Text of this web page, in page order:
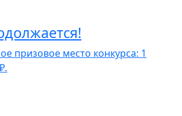
призовое место конкурса: 1